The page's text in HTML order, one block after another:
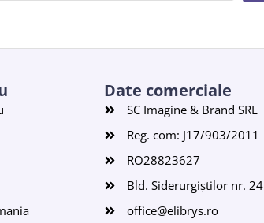
Date comerciale
SC Imagine & Brand SRL
Reg. com: J17/903/2011
RO28823627
Bld. Siderurgiștilor nr. 24
office@elibrys.ro